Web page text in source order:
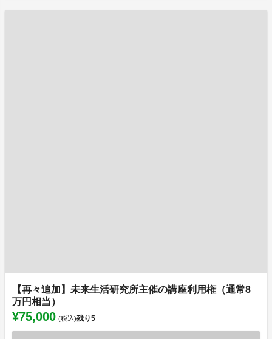
【再々追加】未来生活研究所主催の講座利用権（通常8
万円相当）
¥75,000 (税込)残り5